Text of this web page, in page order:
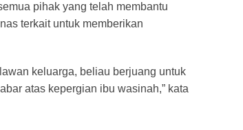
pihak yang telah membantu
terkait untuk memberikan
keluarga, beliau berjuang untuk
atas kepergian ibu wasinah,” kata